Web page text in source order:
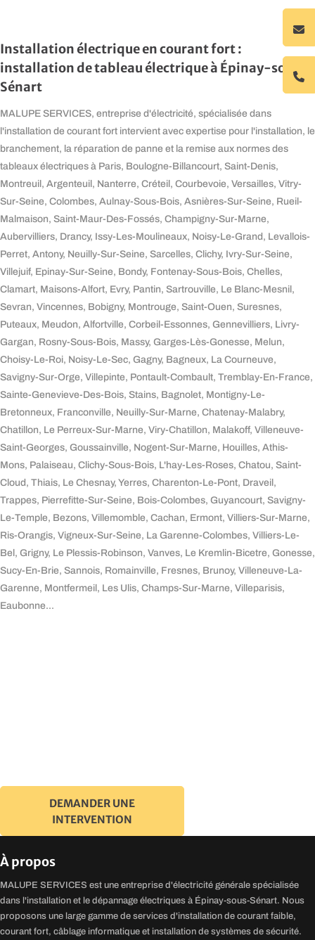
Installation électrique en courant fort :
installation de tableau électrique à Épinay-sous-
Sénart
MALUPE SERVICES, entreprise d'électricité, spécialisée dans
l'installation de courant fort intervient avec expertise pour l'installation, le
branchement, la réparation de panne et la remise aux normes des
tableaux électriques à Paris, Boulogne-Billancourt, Saint-Denis,
Montreuil, Argenteuil, Nanterre, Créteil, Courbevoie, Versailles, Vitry-
Sur-Seine, Colombes, Aulnay-Sous-Bois, Asnières-Sur-Seine, Rueil-
Malmaison, Saint-Maur-Des-Fossés, Champigny-Sur-Marne,
Aubervilliers, Drancy, Issy-Les-Moulineaux, Noisy-Le-Grand, Levallois-
Perret, Antony, Neuilly-Sur-Seine, Sarcelles, Clichy, Ivry-Sur-Seine,
Villejuif, Epinay-Sur-Seine, Bondy, Fontenay-Sous-Bois, Chelles,
Clamart, Maisons-Alfort, Evry, Pantin, Sartrouville, Le Blanc-Mesnil,
Sevran, Vincennes, Bobigny, Montrouge, Saint-Ouen, Suresnes,
Puteaux, Meudon, Alfortville, Corbeil-Essonnes, Gennevilliers, Livry-
Gargan, Rosny-Sous-Bois, Massy, Garges-Lès-Gonesse, Melun,
Choisy-Le-Roi, Noisy-Le-Sec, Gagny, Bagneux, La Courneuve,
Savigny-Sur-Orge, Villepinte, Pontault-Combault, Tremblay-En-France,
Sainte-Genevieve-Des-Bois, Stains, Bagnolet, Montigny-Le-
Bretonneux, Franconville, Neuilly-Sur-Marne, Chatenay-Malabry,
Chatillon, Le Perreux-Sur-Marne, Viry-Chatillon, Malakoff, Villeneuve-
Saint-Georges, Goussainville, Nogent-Sur-Marne, Houilles, Athis-
Mons, Palaiseau, Clichy-Sous-Bois, L'hay-Les-Roses, Chatou, Saint-
Cloud, Thiais, Le Chesnay, Yerres, Charenton-Le-Pont, Draveil,
Trappes, Pierrefitte-Sur-Seine, Bois-Colombes, Guyancourt, Savigny-
Le-Temple, Bezons, Villemomble, Cachan, Ermont, Villiers-Sur-Marne,
Ris-Orangis, Vigneux-Sur-Seine, La Garenne-Colombes, Villiers-Le-
Bel, Grigny, Le Plessis-Robinson, Vanves, Le Kremlin-Bicetre, Gonesse,
Sucy-En-Brie, Sannois, Romainville, Fresnes, Brunoy, Villeneuve-La-
Garenne, Montfermeil, Les Ulis, Champs-Sur-Marne, Villeparisis,
Eaubonne...
DEMANDER UNE
INTERVENTION
à propos
MALUPE SERVICES est une entreprise d'électricité générale spécialisée
dans l'installation et le dépannage électriques à Épinay-sous-Sénart. Nous
proposons une large gamme de services d'installation de courant faible,
courant fort, câblage informatique et installation de systèmes de sécurité.